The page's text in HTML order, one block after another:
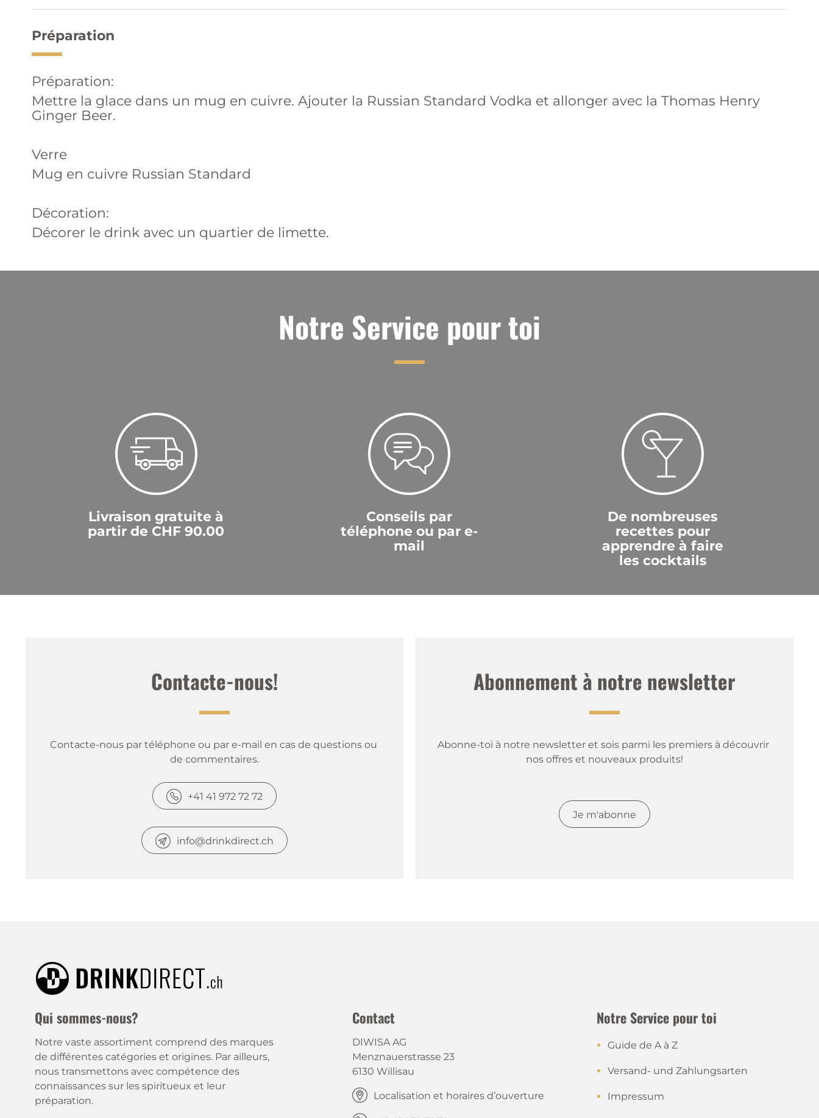
Préparation
Préparation:
Mettre la glace dans un mug en cuivre. Ajouter la Russian Standard Vodka et allonger avec la Thomas Henry
Ginger Beer.
Verre
Mug en cuivre Russian Standard
Décoration:
Décorer le drink avec un quartier de limette.
Notre Service pour toi
Livraison gratuite à
partir de CHF 90.00
Conseils par
téléphone ou par e-
mail
De nombreuses
recettes pour
apprendre à faire
les cocktails
Contacte-nous!
Contacte-nous par téléphone ou par e-mail en cas de questions ou
de commentaires.
+41 41 972 72 72
info@drinkdirect.ch
Abonnement à notre newsletter
Abonne-toi à notre newsletter et sois parmi les premiers à découvrir
nos offres et nouveaux produits!
Je m'abonne
Qui sommes-nous?
Notre vaste assortiment comprend des marques
de différentes catégories et origines. Par ailleurs,
nous transmettons avec compétence des
connaissances sur les spiritueux et leur
préparation.
Contact
DIWISA AG
Menznauerstrasse 23
6130 Willisau
Localisation et horaires d’ouverture
Notre Service pour toi
Guide de A à Z
Versand- und Zahlungsarten
Impressum